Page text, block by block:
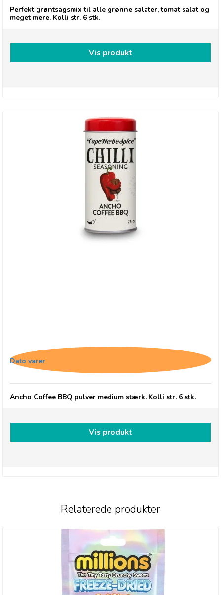
Perfekt grøntsagsmix til alle grønne salater, tomat salat og
meget mere. Kolli str. 6 stk.
Vis produkt
Dato varer
Ancho Coffee BBQ pulver medium stærk. Kolli str. 6 stk.
Vis produkt
Relaterede produkter